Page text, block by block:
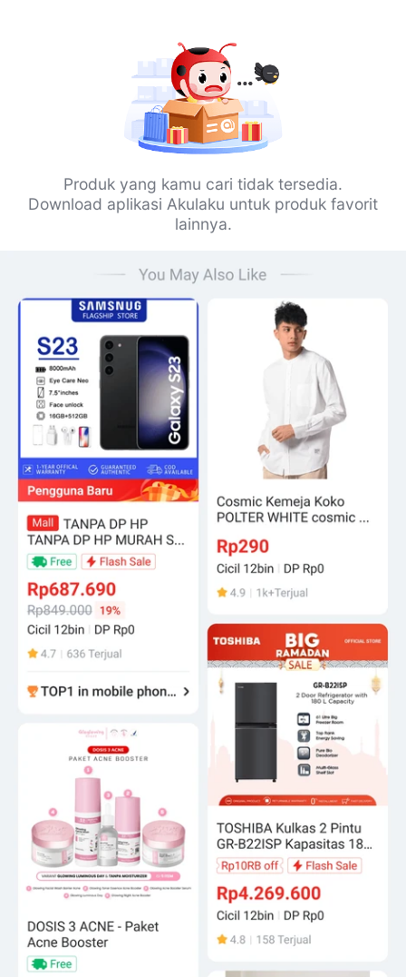
Produk yang kamu cari tidak tersedia.
Download aplikasi Akulaku untuk produk favorit
lainnya.